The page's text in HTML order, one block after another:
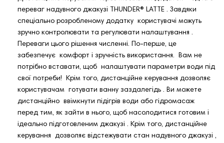
переваг надувного джакузі THUNDER®️ LATTE . Завдяки
спеціально розробленому додатку користувачі можуть
зручно контролювати та регулювати налаштування .
Переваги цього рішення численні. По-перше, це
забезпечує комфорт і зручність використання. Вам не
потрібно вставати, щоб налаштувати параметри води під
свої потреби! Крім того, дистанційне керування дозволяє
користувачам готувати ванну заздалегідь . Ви можете
дистанційно ввімкнути підігрів води або гідромасаж
перед тим, як зайти в нього, щоб насолодитися готовим і
ідеально підготовленим джакузі . Крім того, дистанційне
керування дозволяє відстежувати стан надувного джакузі ,